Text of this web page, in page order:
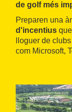
de golf més
Preparen una
d'incentius
lloguer de
com Microsoft,